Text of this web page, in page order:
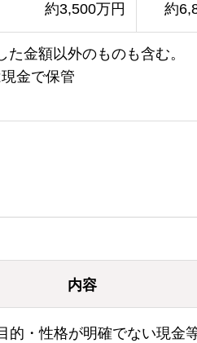
約3,500万円 約
金額以外のものも含む。
金で保管
内容
的・性格が明確でない現金